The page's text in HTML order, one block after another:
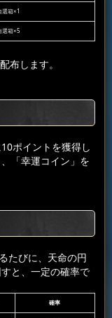
選箱×1
選箱×5
布します。
ポイントを獲得し
「幸運コイン」を
たびに、天命の円
と、一定の確率で
確率